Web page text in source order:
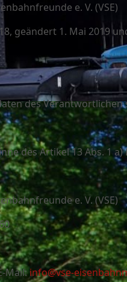
e. V. (VSE)
geändert 1. Mai 2019
des Verantwortlichen
des Artikel 13 Abs. 1 a)
e. V. (VSE)
Mail:info@vse-